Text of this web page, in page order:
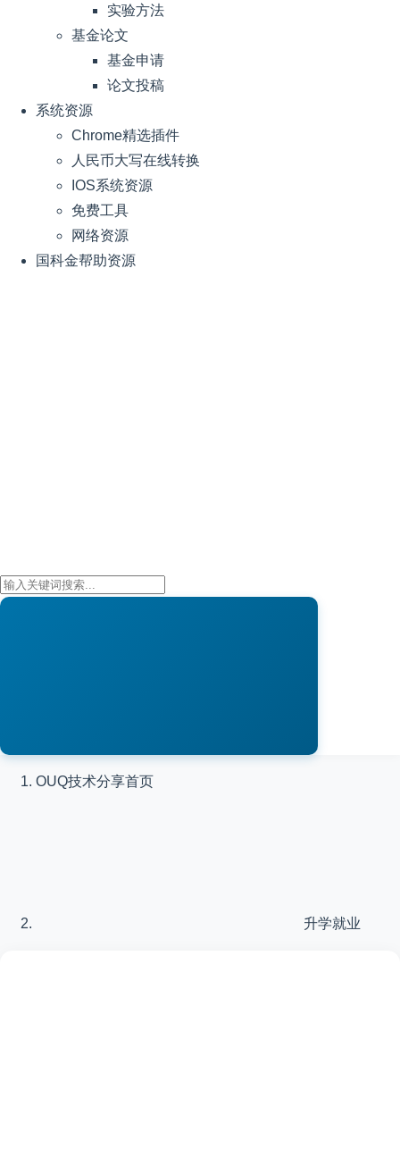
实验方法
基金论文
基金申请
论文投稿
系统资源
Chrome精选插件
人民币大写在线转换
IOS系统资源
免费工具
网络资源
国科金帮助资源
OUQ技术分享首页
升学就业